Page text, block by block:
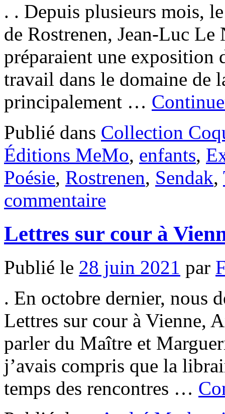
. . Depuis plusieurs mois,
de Rostrenen, Jean-Luc
préparaient une exposition
travail dans le domaine de
principalement …
Publié dans Collection
Éditions MeMo, enfants,
Poésie, Rostrenen, Sendak,
commentaire
Lettres sur cour à
Publié le 28 juin 2021 par
. En octobre dernier, nous
Lettres sur cour à Vienne,
parler du Maître et
j’avais compris que la
temps des rencontres …